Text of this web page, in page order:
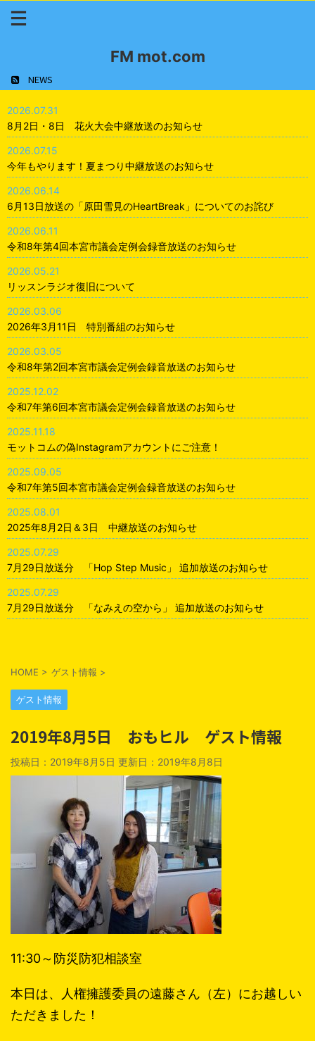
FM mot.com
NEWS
2026.07.31
8月2日・8日 花火大会中継放送のお知らせ
2026.07.15
今年もやります！夏まつり中継放送のお知らせ
2026.06.14
6月13日放送の「原田雪見のHeartBreak」についてのお詫び
2026.06.11
令和8年第4回本宮市議会定例会録音放送のお知らせ
2026.05.21
リッスンラジオ復旧について
2026.03.06
2026年3月11日 特別番組のお知らせ
2026.03.05
令和8年第2回本宮市議会定例会録音放送のお知らせ
2025.12.02
令和7年第6回本宮市議会定例会録音放送のお知らせ
2025.11.18
モットコムの偽Instagramアカウントにご注意！
2025.09.05
令和7年第5回本宮市議会定例会録音放送のお知らせ
2025.08.01
2025年8月2日＆3日 中継放送のお知らせ
2025.07.29
7月29日放送分 「Hop Step Music」 追加放送のお知らせ
2025.07.29
7月29日放送分 「なみえの空から」 追加放送のお知らせ
HOME > ゲスト情報 >
ゲスト情報
2019年8月5日 おもヒル ゲスト情報
投稿日：2019年8月5日 更新日： 2019年8月8日
11:30～防災防犯相談室
本日は、人権擁護委員の遠藤さん（左）にお越しい
ただきました！